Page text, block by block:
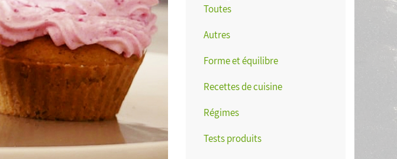
Toutes
Autres
Forme et équilibre
Recettes de cuisine
Régimes
Tests produits